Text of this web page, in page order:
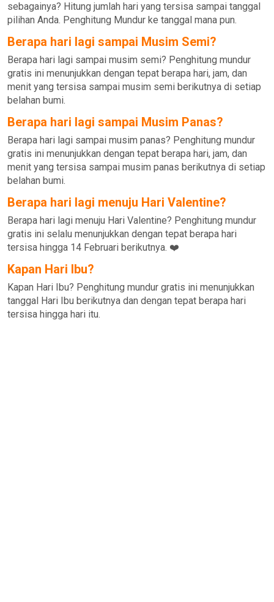
sebagainya? Hitung jumlah hari yang tersisa sampai tanggal
pilihan Anda. Penghitung Mundur ke tanggal mana pun.
Berapa hari lagi sampai Musim Semi?
Berapa hari lagi sampai musim semi? Penghitung mundur
gratis ini menunjukkan dengan tepat berapa hari, jam, dan
menit yang tersisa sampai musim semi berikutnya di setiap
belahan bumi.
Berapa hari lagi sampai Musim Panas?
Berapa hari lagi sampai musim panas? Penghitung mundur
gratis ini menunjukkan dengan tepat berapa hari, jam, dan
menit yang tersisa sampai musim panas berikutnya di setiap
belahan bumi.
Berapa hari lagi menuju Hari Valentine?
Berapa hari lagi menuju Hari Valentine? Penghitung mundur
gratis ini selalu menunjukkan dengan tepat berapa hari
tersisa hingga 14 Februari berikutnya. ❤️
Kapan Hari Ibu?
Kapan Hari Ibu? Penghitung mundur gratis ini menunjukkan
tanggal Hari Ibu berikutnya dan dengan tepat berapa hari
tersisa hingga hari itu.